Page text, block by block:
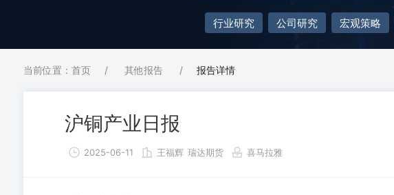
行业研究 公司研究 宏观策略
当前位置：首页 / 其他报告 / 报告详情
沪铜产业日报
2025-06-11 王福辉 瑞达期货 喜马拉雅